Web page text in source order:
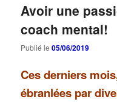
Avoir une
coach mental!
Publié le05/06/2019
Ces derniers
ébranlées par